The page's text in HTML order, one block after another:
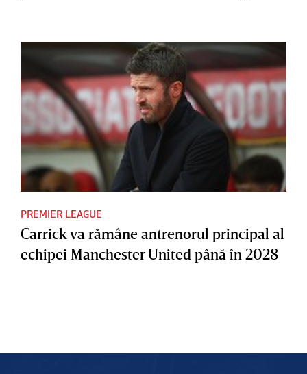
PREMIER LEAGUE
Carrick va rămâne antrenorul principal al
echipei Manchester United până în 2028